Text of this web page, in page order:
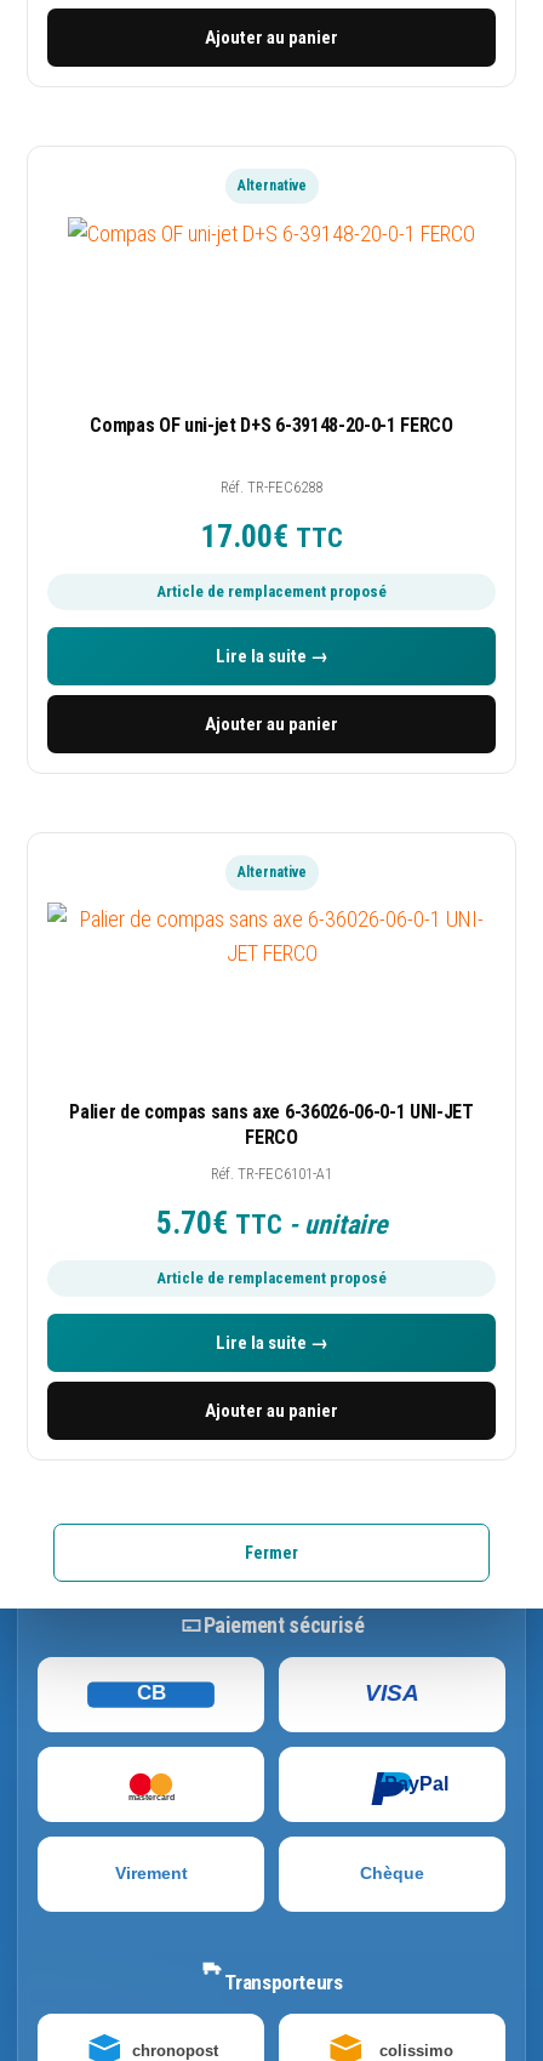
Ajouter au panier
Alternative
Compas OF uni-jet D+S 6-39148-20-0-1 FERCO
Réf. TR-FEC6288
17.00€ TTC
Article de remplacement proposé
Lire la suite →
Ajouter au panier
Alternative
Palier de compas sans axe 6-36026-06-0-1 UNI-JET
FERCO
Réf. TR-FEC6101-A1
5.70€ TTC - unitaire
Article de remplacement proposé
Lire la suite →
Ajouter au panier
Fermer
QUI SOMMES-NOUS
Conditions générales
Contact
MON COMPTE
Mon compte
Remboursements et retours
4,89 / 5 avis clients
Click and Collect disponible
Service client réactif
Du lundi au vendredi
8h00 – 12h00 / 13h30 – 17h00
C2M Avignon
ZI de Fontcouverte
84000 AVIGNON
mairies et écoles.
Paiement sécurisé
CB VISA
mastercard
PayPal
Virement Chèque
Transporteurs
chronopost colissimo